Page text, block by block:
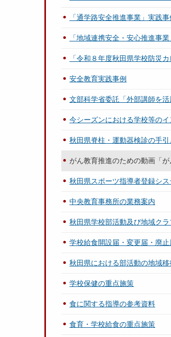
「通学路安全推進事業」実践
「地域連携安全・安心推進事
「令和８年度秋田県学校防災
安全教育実践事例
文部科学省委託「外部講師を
今シーズンにおける学校等の
秋田県脊柱・運動器検診の手
がん教育推進のための動画「が
秋田県スポーツ指導者登録シ
中央教育事務所の業務案内
秋田県学校部活動及び地域ク
学校給食開設届・変更届・廃
秋田県における部活動の地域
学校保健の重点施策
食に関する指導の参考資料
食育・学校給食の重点施策